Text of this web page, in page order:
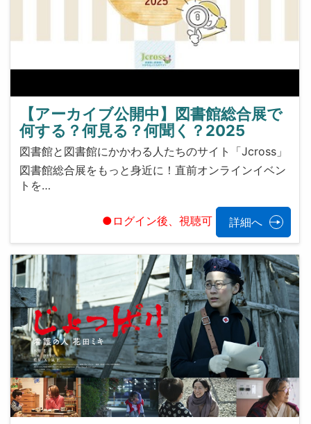
【アーカイブ公開中】図書館総合展で
何する？何見る？何聞く？2025
図書館と図書館にかかわる人たちのサイト「Jcross」
図書館総合展をもっと身近に！直前オンラインイベン
トを…
●ログイン後、視聴可 詳細へ